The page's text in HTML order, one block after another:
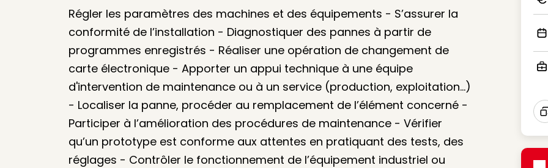
Régler les paramètres des machines et des équipements - S’assurer la
conformité de l’installation - Diagnostiquer des pannes à partir de
programmes enregistrés - Réaliser une opération de changement de
carte électronique - Apporter un appui technique à une équipe
d'intervention de maintenance ou à un service (production, exploitation...)
- Localiser la panne, procéder au remplacement de l’élément concerné -
Participer à l’amélioration des procédures de maintenance - Vérifier
qu’un prototype est conforme aux attentes en pratiquant des tests, des
réglages - Contrôler le fonctionnement de l’équipement industriel ou